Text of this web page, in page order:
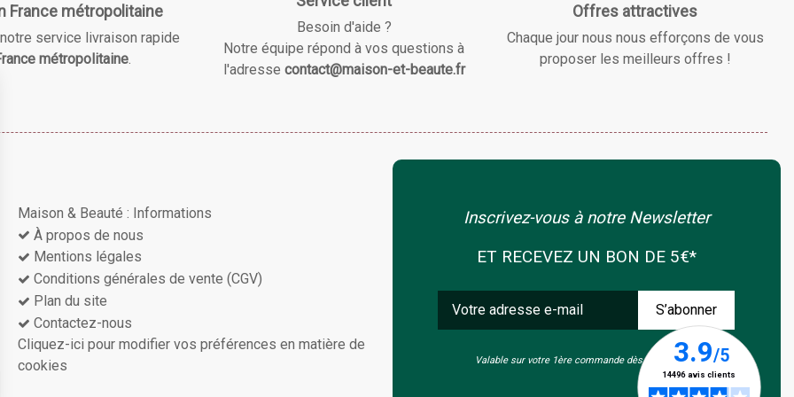
France métropolitaine
service livraison rapide
métropolitaine.
Besoin d'aide ?
Notre équipe répond à vos questions à
l'adresse contact@maison-et-beaute.fr
Offres attractives
Chaque jour nous nous efforçons de vous
proposer les meilleurs offres !
Maison & Beauté : Informations
À propos de nous
Mentions légales
Conditions générales de vente (CGV)
Plan du site
Contactez-nous
Cliquez-ici pour modifier vos préférences en matière de
cookies
Inscrivez-vous à notre Newsletter
ET RECEVEZ UN BON DE 5€*
Valable sur votre 1ère commande dès 50€ d'achat.